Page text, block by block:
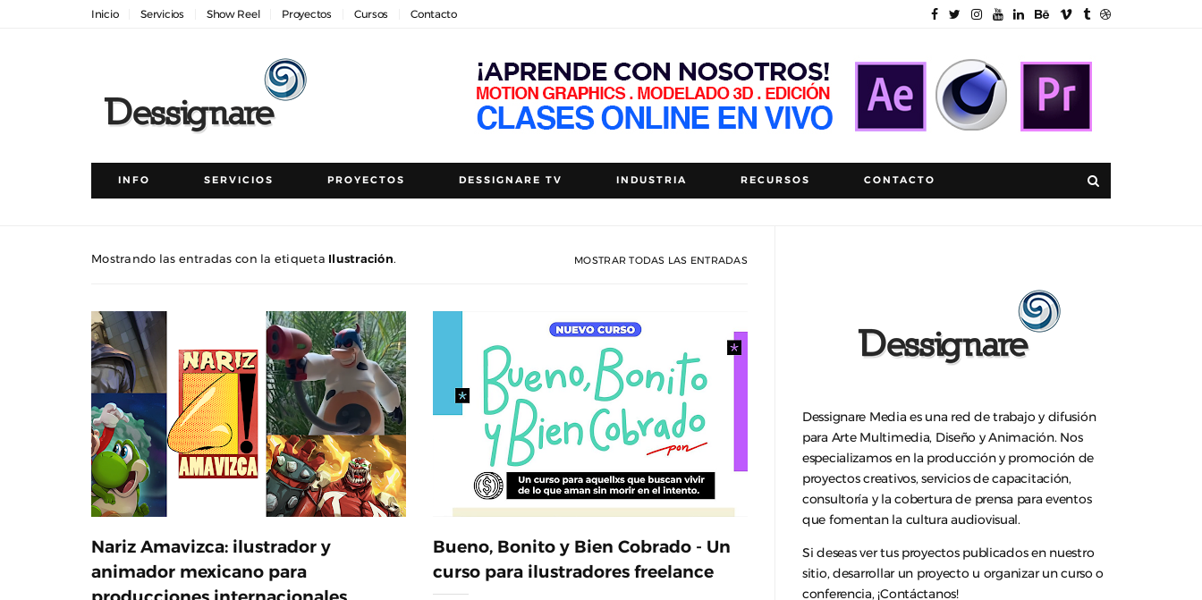
Inicio Servicios Show Reel Proyectos Cursos Contacto
INFO SERVICIOS PROYECTOS DESSIGNARE TV INDUSTRIA RECURSOS CONTACTO
Mostrando las entradas con la etiqueta Ilustración. MOSTRAR TODAS LAS ENTRADAS
Nariz Amavizca: ilustrador y
animador mexicano para
Bueno, Bonito y Bien Cobrado - Un
curso para ilustradores freelance
Dessignare Media es una red de trabajo y difusión
para Arte Multimedia, Diseño y Animación. Nos
especializamos en la producción y promoción de
proyectos creativos, servicios de capacitación,
consultoría y la cobertura de prensa para eventos
que fomentan la cultura audiovisual.
Si deseas ver tus proyectos publicados en nuestro
sitio, desarrollar un proyecto u organizar un curso o
conferencia, ¡Contáctanos!